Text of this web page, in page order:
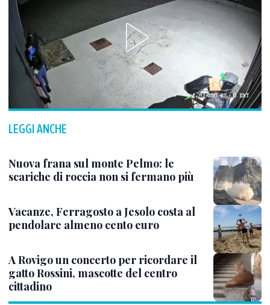
LEGGI ANCHE
Nuova frana sul monte Pelmo: le
scariche di roccia non si fermano più
Vacanze, Ferragosto a Jesolo costa al
pendolare almeno cento euro
A Rovigo un concerto per ricordare il
gatto Rossini, mascotte del centro
cittadino